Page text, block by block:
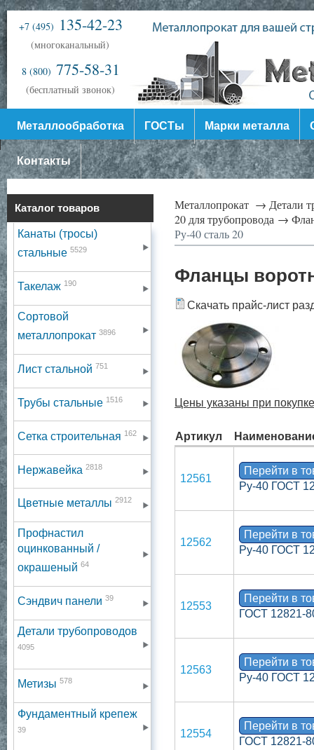
+7 (495) 135-42-23
(многоканальный)
8 (800) 775-58-31
(бесплатный звонок)
Металлообработка ГОСТы Марки металла
Контакты
Каталог товаров
Канаты (тросы)
стальные 5529
Такелаж 190
Сортовой
металлопрокат 3896
Лист стальной 751
Трубы стальные 1516
Сетка строительная 162
Нержавейка 2818
Цветные металлы 2912
Профнастил
оцинкованный /
окрашеный 64
Сэндвич панели 39
Детали трубопроводов
4095
Метизы 578
Фундаментный крепеж
39
Металлопрокат → Детали
20 для трубопровода →
Ру-40 сталь 20
Фланцы
Скачать прайс-лист
Цены указаны при
Артикул
12561
Перейти в
Ру-40 ГОСТ
12562
Перейти в
Ру-40 ГОСТ
12553
Перейти в
ГОСТ 12821-
12563
Перейти в
Ру-40 ГОСТ
12554
Перейти в
ГОСТ 12821-